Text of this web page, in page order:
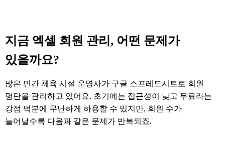
지금 엑셀 회원 관리, 어떤 문제가
있을까요?
많은 민간 체육 시설 운영사가 구글 스프레드시트로 회원
명단을 관리하고 있어요. 초기에는 접근성이 낮고 무료라는
강점 덕분에 무난하게 하용할 수 있지만, 회원 수가
늘어날수록 다음과 같은 문제가 반복되죠.